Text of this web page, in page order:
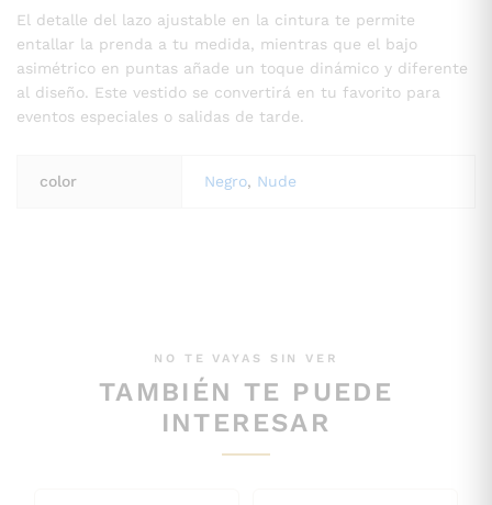
El detalle del lazo ajustable en la cintura te permite
entallar la prenda a tu medida, mientras que el bajo
asimétrico en puntas añade un toque dinámico y diferente
al diseño. Este vestido se convertirá en tu favorito para
eventos especiales o salidas de tarde.
color Negro, Nude
NO TE VAYAS SIN VER
TAMBIÉN TE PUEDE
INTERESAR